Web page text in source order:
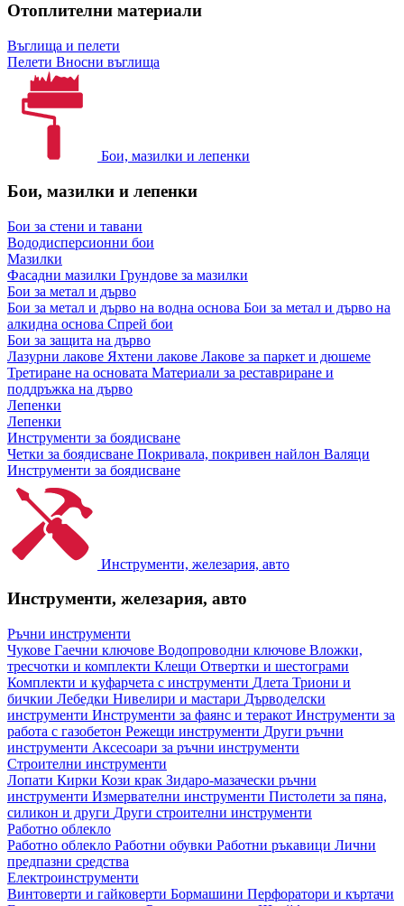
Отоплителни материали
Въглища и пелети
Пелети Вносни въглища
Бои, мазилки и лепенки
Бои, мазилки и лепенки
Бои за стени и тавани
Вододисперсионни бои
Мазилки
Фасадни мазилки Грундове за мазилки
Бои за метал и дърво
Бои за метал и дърво на водна основа Бои за метал и дърво на
алкидна основа Спрей бои
Бои за защита на дърво
Лазурни лакове Яхтени лакове Лакове за паркет и дюшеме
Третиране на основата Материали за реставриране и
поддръжка на дърво
Лепенки
Лепенки
Инструменти за боядисване
Четки за боядисване Покривала, покривен найлон Валяци
Инструменти за боядисване
Инструменти, железария, авто
Инструменти, железария, авто
Ръчни инструменти
Чукове Гаечни ключове Водопроводни ключове Вложки,
тресчотки и комплекти Клещи Отвертки и шестограми
Комплекти и куфарчета с инструменти Длета Триони и
бичкии Лебедки Нивелири и мастари Дърводелски
инструменти Инструменти за фаянс и теракот Инструменти за
работа с газобетон Режещи инструменти Други ръчни
инструменти Аксесоари за ръчни инструменти
Строителни инструменти
Лопати Кирки Кози крак Зидаро-мазачески ръчни
инструменти Измервателни инструменти Пистолети за пяна,
силикон и други Други строителни инструменти
Работно облекло
Работно облекло Работни обувки Работни ръкавици Лични
предпазни средства
Електроинструменти
Винтоверти и гайковерти Бормашини Перфоратори и къртачи